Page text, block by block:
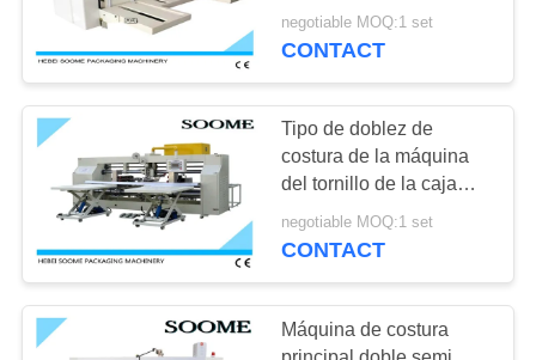
SOLICITAR
UNA
CITA
MAPA
DEL
SITIO
Máquina fina del
marcador de la
cortadora de la
cuchilla
Cartón ondulado
máquina de coser de la
puntada de la caja de
negotiable MOQ:1 set
CONTACT
Tipo de doblez de
costura de la máquina
del tornillo de la caja
doble del cartón 45
grados de oblicuo
negotiable MOQ:1 set
CONTACT
Máquina de costura